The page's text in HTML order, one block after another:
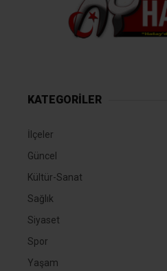
KATEGORİLER
İlçeler
Güncel
Kültür-Sanat
Sağlık
Siyaset
Spor
Yaşam